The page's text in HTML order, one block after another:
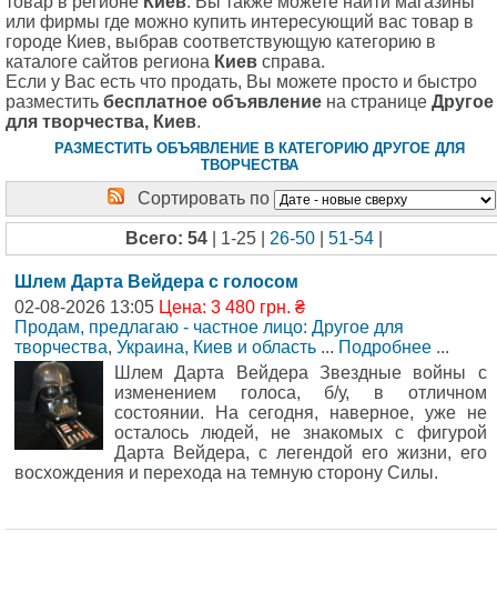
или фирмы где можно купить интересующий вас товар в
городе Киев, выбрав соответствующую категорию в
каталоге сайтов региона Киев справа.
Если у Вас есть что продать, Вы можете просто и быстро
разместить бесплатное объявление на странице Другое
для творчества, Киев.
РАЗМЕСТИТЬ ОБЪЯВЛЕНИЕ В КАТЕГОРИЮ ДРУГОЕ ДЛЯ
ТВОРЧЕСТВА
Сортировать по
Всего: 54 | 1-25 | 26-50 51-54
Шлем Дарта Вейдера с голосом
02-08-2026 13:05 Цена: 3 480 грн. ₴
Продам, предлагаю - частное лицо: Другое для
творчества, Украина, Киев и область ... Подробнее ...
Шлем Дарта Вейдера Звездные войны с
изменением голоса, б/у, в отличном
состоянии. На сегодня, наверное, уже не
осталось людей, не знакомых с фигурой
Дарта Вейдера, с легендой его жизни, его
восхождения и перехода на темную сторону Силы.